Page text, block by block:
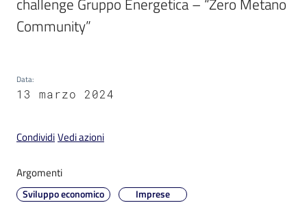
s
i
r
e
o
a
Community”
Data:
13 marzo 2024
CondividiVedi azioni
Argomenti
Sviluppo economico Imprese